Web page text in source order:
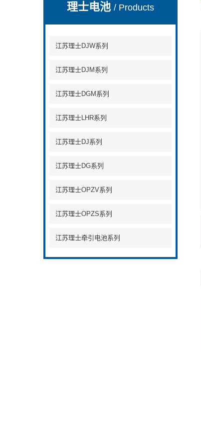
理士电池/ Products
江苏理士DJW系列
江苏理士DJM系列
江苏理士DGM系列
江苏理士LHR系列
江苏理士DJ系列
江苏理士DG系列
江苏理士OPZV系列
江苏理士OPZS系列
江苏理士牵引电池系列